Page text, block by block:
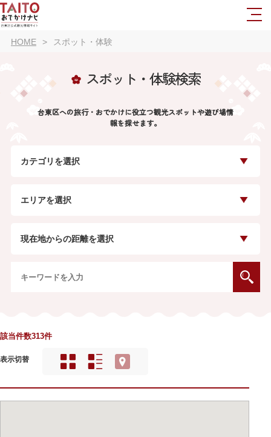
HOME スポット・体験
スポット・体験検索
台東区への旅行・おでかけに役立つ観光スポットや遊び場情
報を探せます。
カテゴリを選択
エリアを選択
現在地からの距離を選択
該当件数313件
表示切替